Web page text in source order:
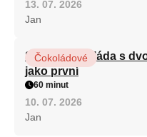
13. 07. 2026
Jan
Sametová roláda s
jako první
Čokoládové
60 minut
10. 07. 2026
Jan